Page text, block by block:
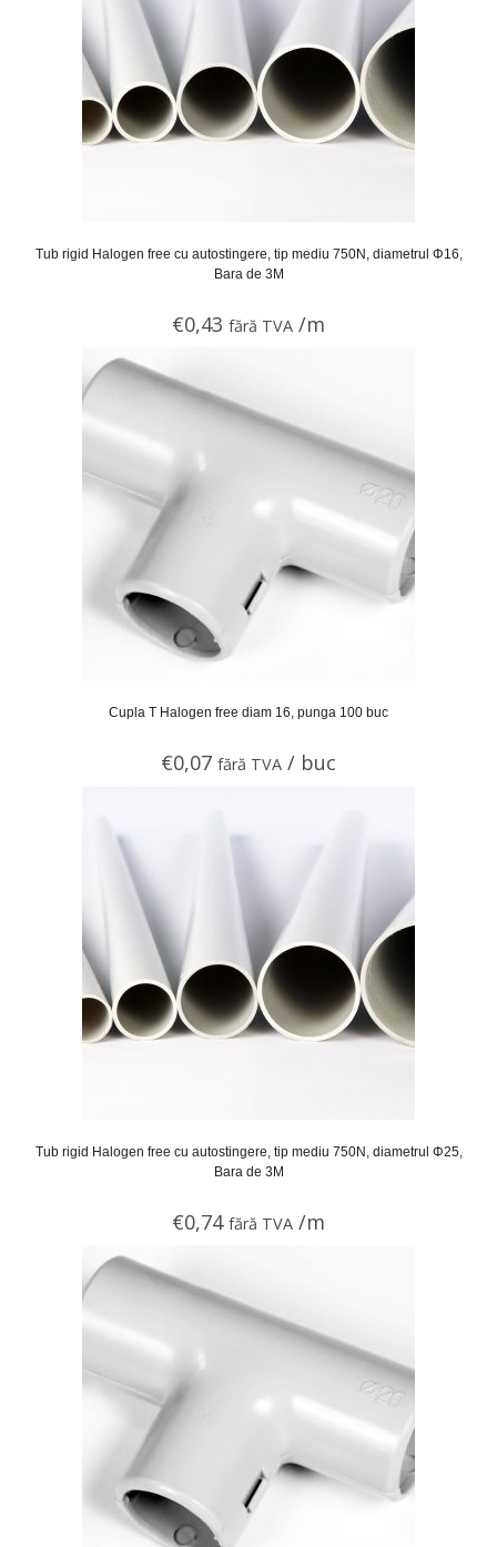
Tub rigid Halogen free cu autostingere, tip mediu 750N, diametrul Φ16,
Bara de 3M
€0,43 fără TVA /m
Cupla T Halogen free diam 16, punga 100 buc
€0,07 fără TVA / buc
Tub rigid Halogen free cu autostingere, tip mediu 750N, diametrul Φ25,
Bara de 3M
€0,74 fără TVA /m